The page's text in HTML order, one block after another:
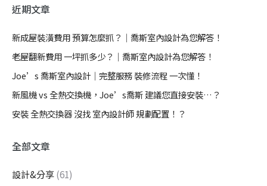
近期文章
新成屋裝潢費用 預算怎麼抓？｜喬斯室內設計為您解答！
老屋翻新費用 一坪抓多少？｜喬斯室內設計為您解答！
Joe’s 喬斯室內設計｜完整服務 裝修流程 一次懂！
新風機 vs 全熱交換機，Joe’s喬斯 建議您直接安裝…？
安裝 全熱交換器 沒找 室內設計師 規劃配置！？
全部文章
設計&分享(61)